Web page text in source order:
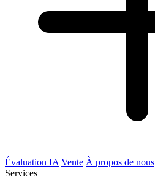
Évaluation IA Vente À propos de nous
Services